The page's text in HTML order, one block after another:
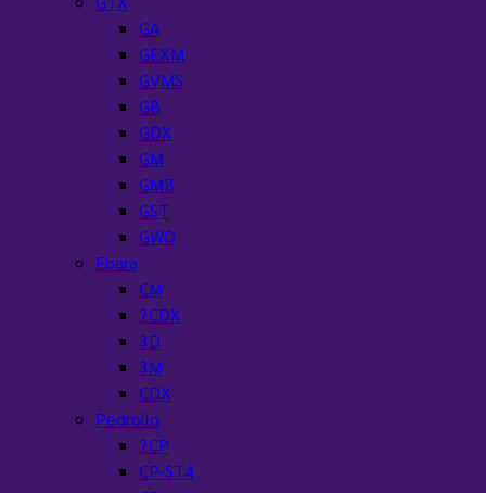
GA
GEXM
GVMS
GB
GDX
GM
GMB
GST
GWO
Ebara
CM
2CDX
3D
3M
CDX
Pedrollo
2CP
CP-ST4